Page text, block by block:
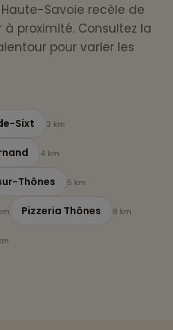
Savoie recèle de
proximité. Consultez la
pour varier les
Sixt 2 km
4 km
Thônes 5 km
Pizzeria Thônes 8 km